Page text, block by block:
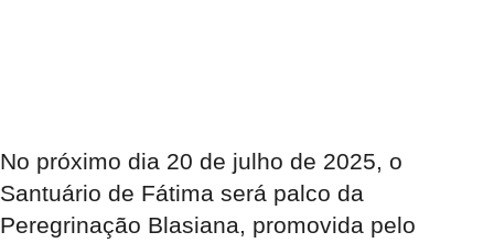
No próximo dia 20 de julho de 2025, o
Santuário de Fátima será palco da
Peregrinação Blasiana, promovida pelo